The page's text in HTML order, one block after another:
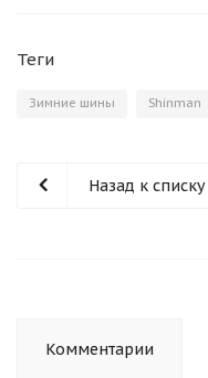
Теги
Зимние шины Shinman
Назад к списку
Комментарии